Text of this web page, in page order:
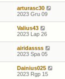
arturasc30
2023 Gru 09
Valius43
2023 Lap 26
airidassss
2023 Spa 05
Dainius025
2023 Rgp 15